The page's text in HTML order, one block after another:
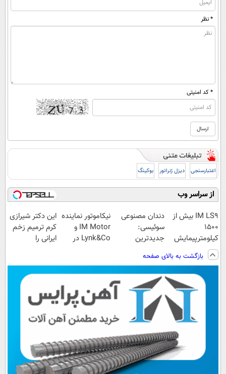
* نظر
* کد امنیتی
اعتبارسنجی دیزل ژنراتور بوکینگ
از سراسر وب
IM LS9 بیش از
1500
کیلومترپیمایش
با یکبار شارژ
دندان مصنوعی
سوئیسی:
جدیدترین
سبک و مقاوم |
پرداخت قسطی
نیکاموتور نماینده
IM Motor و
Lynk&Co در
این دکتر شیرازی
کرم ترمیم زخم
ایرانی را
بازگشت به بالای صفحه